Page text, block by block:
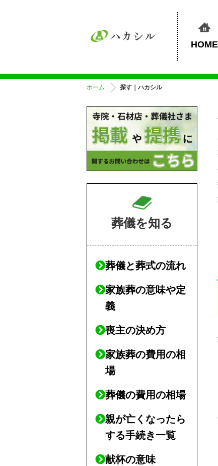
HOME
ホーム 探す｜ハカシル
葬儀を知る
葬儀と葬式の流れ
家族葬の意味や定
義
喪主の決め方
家族葬の費用の相
場
葬儀の費用の相場
親が亡くなったら
する手続き一覧
献杯の意味